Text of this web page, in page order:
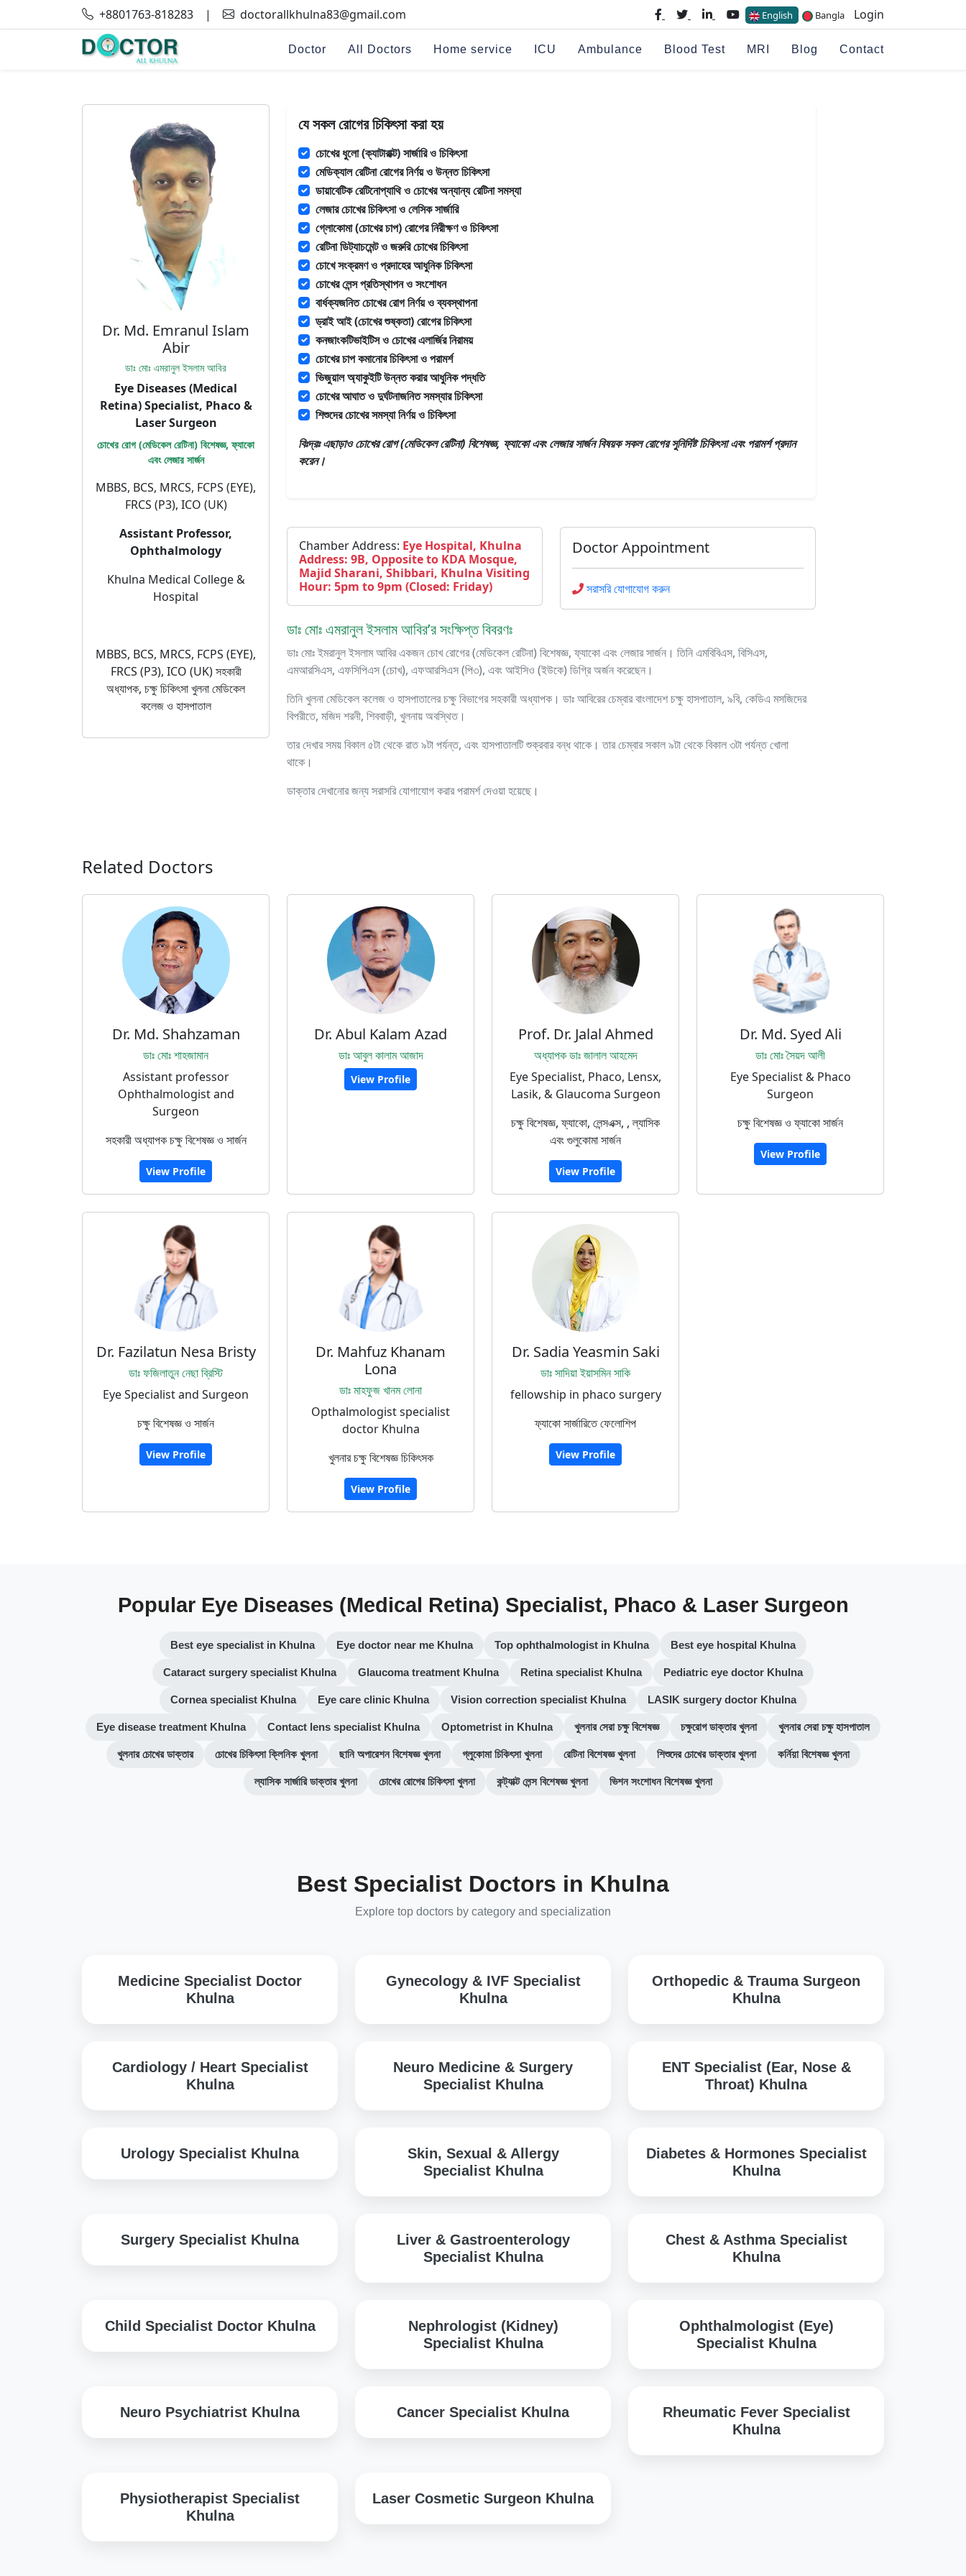
+8801763-818283 | doctorallkhulna83@gmail.com English Bangla Login
Doctor All Doctors Home service ICU Ambulance Blood Test MRI Blog Contact
Dr. Md. Emranul Islam
Abir
ডাঃ মোঃ এমরানুল ইসলাম আবির
Eye Diseases (Medical
Retina) Specialist, Phaco &
Laser Surgeon
চোখের রোগ (মেডিকেল রেটিনা) বিশেষজ্ঞ, ফ্যাকো
এবং লেজার সার্জন
MBBS, BCS, MRCS, FCPS (EYE),
FRCS (P3), ICO (UK)
Assistant Professor,
Ophthalmology
Khulna Medical College &
Hospital
MBBS, BCS, MRCS, FCPS (EYE),
FRCS (P3), ICO (UK) সহকারী
অধ্যাপক, চক্ষু চিকিৎসা খুলনা মেডিকেল
কলেজ ও হাসপাতাল
যে সকল রোগের চিকিৎসা করা হয়
চোখের ধুলো (ক্যাটারাক্ট) সার্জারি ও চিকিৎসা
মেডিক্যাল রেটিনা রোগের নির্ণয় ও উন্নত চিকিৎসা
ডায়াবেটিক রেটিনোপ্যাথি ও চোখের অন্যান্য রেটিনা সমস্যা
লেজার চোখের চিকিৎসা ও লেসিক সার্জারি
গ্লোকোমা (চোখের চাপ) রোগের নিরীক্ষণ ও চিকিৎসা
রেটিনা ডিট্যাচমেন্ট ও জরুরি চোখের চিকিৎসা
চোখে সংক্রমণ ও প্রদাহের আধুনিক চিকিৎসা
চোখের লেন্স প্রতিস্থাপন ও সংশোধন
বার্ধক্যজনিত চোখের রোগ নির্ণয় ও ব্যবস্থাপনা
ড্রাই আই (চোখের শুষ্কতা) রোগের চিকিৎসা
কনজাংকটিভাইটিস ও চোখের এলার্জির নিরাময়
চোখের চাপ কমানোর চিকিৎসা ও পরামর্শ
ভিজুয়াল অ্যাকুইটি উন্নত করার আধুনিক পদ্ধতি
চোখের আঘাত ও দুর্ঘটনাজনিত সমস্যার চিকিৎসা
শিশুদের চোখের সমস্যা নির্ণয় ও চিকিৎসা
বিঃদ্রঃ এছাড়াওচোখের রোগ (মেডিকেল রেটিনা) বিশেষজ্ঞ, ফ্যাকো এবং লেজার সার্জনবিষয়ক সকল রোগের সুনির্দিষ্ট চিকিৎসা এবং পরামর্শ প্রদান
করেন।
Chamber Address: Eye Hospital, Khulna
Address: 9B, Opposite to KDA Mosque,
Majid Sharani, Shibbari, Khulna Visiting
Hour: 5pm to 9pm (Closed: Friday)
Doctor Appointment
সরাসরি যোগাযোগ করুন
ডাঃ মোঃ এমরানুল ইসলাম আবির’র সংক্ষিপ্ত বিবরণঃ
ডাঃ মোঃ ইমরানুল ইসলাম আবির একজন চোখ রোগের (মেডিকেল রেটিনা) বিশেষজ্ঞ, ফ্যাকো এবং লেজার সার্জন। তিনি এমবিবিএস, বিসিএস,
এমআরসিএস, এফসিপিএস (চোখ), এফআরসিএস (পি৩), এবং আইসিও (ইউকে) ডিগ্রি অর্জন করেছেন।
তিনি খুলনা মেডিকেল কলেজ ও হাসপাতালের চক্ষু বিভাগের সহকারী অধ্যাপক। ডাঃ আবিরের চেম্বার বাংলাদেশ চক্ষু হাসপাতাল, ৯বি, কেডিএ মসজিদের
বিপরীতে, মজিদ শরনী, শিববাড়ী, খুলনায় অবস্থিত।
তার দেখার সময় বিকাল ৫টা থেকে রাত ৯টা পর্যন্ত, এবং হাসপাতালটি শুক্রবার বন্ধ থাকে। তার চেম্বার সকাল ৯টা থেকে বিকাল ৩টা পর্যন্ত খোলা
থাকে।
ডাক্তার দেখানোর জন্য সরাসরি যোগাযোগ করার পরামর্শ দেওয়া হয়েছে।
Related Doctors
Dr. Md. Shahzaman
ডাঃ মোঃ শাহজামান
Assistant professor
Ophthalmologist and
Surgeon
সহকারী অধ্যাপক চক্ষু বিশেষজ্ঞ ও সার্জন
View Profile
Dr. Abul Kalam Azad
ডাঃ আবুল কালাম আজাদ
View Profile
Prof. Dr. Jalal Ahmed
অধ্যাপক ডাঃ জালাল আহমেদ
Eye Specialist, Phaco, Lensx,
Lasik, & Glaucoma Surgeon
চক্ষু বিশেষজ্ঞ, ফ্যাকো, লেন্সএক্স, , ল্যাসিক
এবং গুলুকোমা সার্জন
View Profile
Dr. Md. Syed Ali
ডাঃ মোঃ সৈয়দ আলী
Eye Specialist & Phaco
Surgeon
চক্ষু বিশেষজ্ঞ ও ফ্যাকো সার্জন
View Profile
Dr. Fazilatun Nesa Bristy
ডাঃ ফজিলাতুন নেছা ব্রিস্টি
Eye Specialist and Surgeon
চক্ষু বিশেষজ্ঞ ও সার্জন
View Profile
Dr. Mahfuz Khanam
Lona
ডাঃ মাহফুজ খানম লোনা
Opthalmologist specialist
doctor Khulna
খুলনার চক্ষু বিশেষজ্ঞ চিকিৎসক
View Profile
Dr. Sadia Yeasmin Saki
ডাঃ সাদিয়া ইয়াসমিন সাকি
fellowship in phaco surgery
ফ্যাকো সার্জারিতে ফেলোশিপ
View Profile
Popular Eye Diseases (Medical Retina) Specialist, Phaco & Laser Surgeon
Best eye specialist in Khulna Eye doctor near me Khulna Top ophthalmologist in Khulna Best eye hospital Khulna
Cataract surgery specialist Khulna Glaucoma treatment Khulna Retina specialist Khulna Pediatric eye doctor Khulna
Cornea specialist Khulna Eye care clinic Khulna Vision correction specialist Khulna LASIK surgery doctor Khulna
Eye disease treatment Khulna Contact lens specialist Khulna Optometrist in Khulna খুলনার সেরা চক্ষু বিশেষজ্ঞ চক্ষুরোগ ডাক্তার খুলনা খুলনার সেরা চক্ষু হাসপাতাল
খুলনার চোখের ডাক্তার চোখের চিকিৎসা ক্লিনিক খুলনা ছানি অপারেশন বিশেষজ্ঞ খুলনা গ্লুকোমা চিকিৎসা খুলনা রেটিনা বিশেষজ্ঞ খুলনা শিশুদের চোখের ডাক্তার খুলনা কর্নিয়া বিশেষজ্ঞ খুলনা
ল্যাসিক সার্জারি ডাক্তার খুলনা চোখের রোগের চিকিৎসা খুলনা কন্ট্যাক্ট লেন্স বিশেষজ্ঞ খুলনা ভিশন সংশোধন বিশেষজ্ঞ খুলনা
Best Specialist Doctors in Khulna
Explore top doctors by category and specialization
Medicine Specialist Doctor
Khulna
Gynecology & IVF Specialist
Khulna
Orthopedic & Trauma Surgeon
Khulna
Cardiology / Heart Specialist
Khulna
Neuro Medicine & Surgery
Specialist Khulna
ENT Specialist (Ear, Nose &
Throat) Khulna
Urology Specialist Khulna
Skin, Sexual & Allergy
Specialist Khulna
Diabetes & Hormones Specialist
Khulna
Surgery Specialist Khulna
Liver & Gastroenterology
Specialist Khulna
Chest & Asthma Specialist
Khulna
Child Specialist Doctor Khulna
Nephrologist (Kidney)
Specialist Khulna
Ophthalmologist (Eye)
Specialist Khulna
Neuro Psychiatrist Khulna Cancer Specialist Khulna
Rheumatic Fever Specialist
Khulna
Physiotherapist Specialist
Khulna
Laser Cosmetic Surgeon Khulna